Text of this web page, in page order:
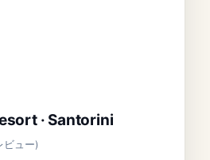
· Santorini
ュー)